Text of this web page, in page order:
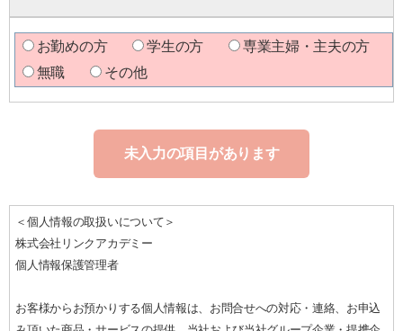
お勤めの方 学生の方
専業主婦・主夫の方
無職
その他
未入力の項目があります
＜個人情報の取扱いについて＞
株式会社リンクアカデミー
個人情報保護管理者
お客様からお預かりする個人情報は、お問合せへの対応・連絡、お申込